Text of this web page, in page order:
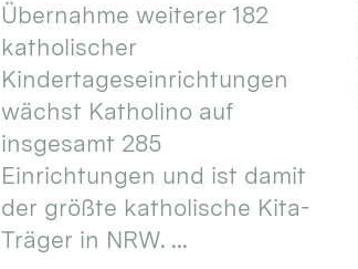
Übernahme weiterer 182
katholischer
Kindertageseinrichtungen
wächst Katholino auf
insgesamt 285
Einrichtungen und ist damit
der größte katholische Kita-
Träger in NRW. ...